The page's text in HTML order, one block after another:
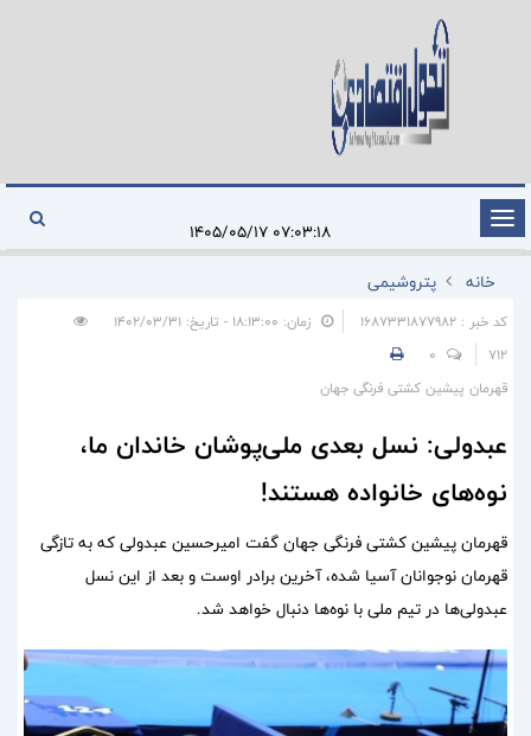
تغییر
وضعیت
ناوبری
خانه
پتروشیمی
کد خبر : 1687331877982
زمان: ۱۸:۱۳:۰۰ - تاریخ: ۱۴۰۲/۰۳/۳۱
712
0
قهرمان پیشین کشتی فرنگی جهان
عبدولی: نسل بعدی ملی‌پوشان خاندان ما،
نوه‌های خانواده هستند!
قهرمان پیشین کشتی فرنگی جهان گفت امیرحسین عبدولی که به تازگی
قهرمان نوجوانان آسیا شده، آخرین برادر اوست و بعد از این نسل
عبدولی‌ها در تیم ملی با نوه‌ها دنبال خواهد شد.